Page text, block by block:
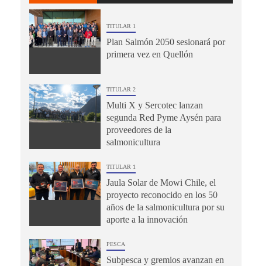
TITULAR 1
Plan Salmón 2050 sesionará por
primera vez en Quellón
TITULAR 2
Multi X y Sercotec lanzan
segunda Red Pyme Aysén para
proveedores de la
salmonicultura
TITULAR 1
Jaula Solar de Mowi Chile, el
proyecto reconocido en los 50
años de la salmonicultura por su
aporte a la innovación
PESCA
Subpesca y gremios avanzan en